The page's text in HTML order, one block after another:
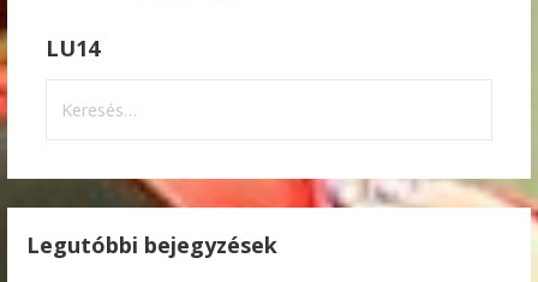
LU14
Legutóbbi bejegyzések